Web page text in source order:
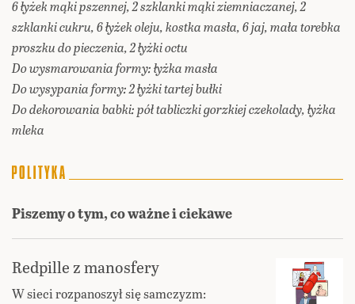
6 łyżek mąki pszennej, 2 szklanki mąki ziemniaczanej, 2
szklanki cukru, 6 łyżek oleju, kostka masła, 6 jaj, mała torebka
proszku do pieczenia, 2 łyżki octu
Do wysmarowania formy: łyżka masła
Do wysypania formy: 2 łyżki tartej bułki
Do dekorowania babki: pół tabliczki gorzkiej czekolady, łyżka
mleka
Piszemy o tym, co ważne i ciekawe
Redpille z manosfery
W sieci rozpanoszył się samczyzm: